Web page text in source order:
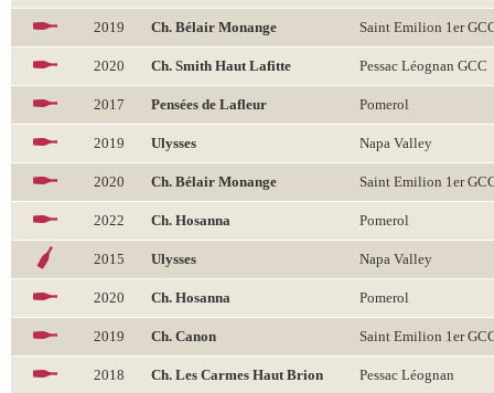
2019 Ch. Bélair Monange Saint Emilion 1er
2020 Ch. Smith Haut Lafitte Pessac Léognan GCC
2017 Pensées de Lafleur Pomerol
2019 Ulysses Napa Valley
2020 Ch. Bélair Monange Saint Emilion 1er
2022 Ch. Hosanna Pomerol
2015 Ulysses Napa Valley
2020 Ch. Hosanna Pomerol
2019 Ch. Canon Saint Emilion 1er
2018 Ch. Les Carmes Haut Brion Pessac Léognan